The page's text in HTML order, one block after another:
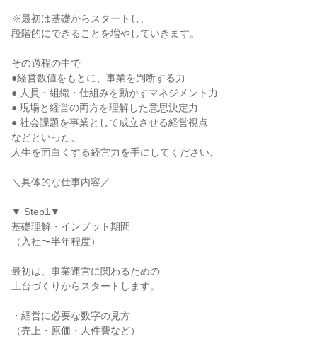
※最初は基礎からスタートし、
段階的にできることを増やしていきます。
その過程の中で
●経営数値をもとに、事業を判断する力
● 人員・組織・仕組みを動かすマネジメント力
● 現場と経営の両方を理解した意思決定力
● 社会課題を事業として成立させる経営視点
などといった、
人生を面白くする経営力を手にしてください。
＼具体的な仕事内容／
──────────
▼ Step1▼
基礎理解・インプット期間
（入社〜半年程度）
最初は、事業運営に関わるための
土台づくりからスタートします。
・経営に必要な数字の見方
（売上・原価・人件費など）